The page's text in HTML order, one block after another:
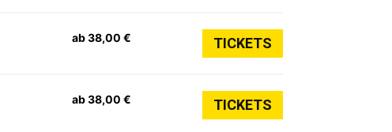
ab 38,00 € TICKETS
ab 38,00 € TICKETS